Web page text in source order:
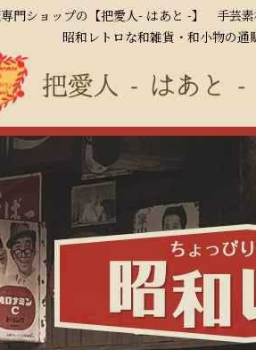
門ショップの【把愛人- はあと -】 手芸素
昭和レトロな和雑貨・和小物の通